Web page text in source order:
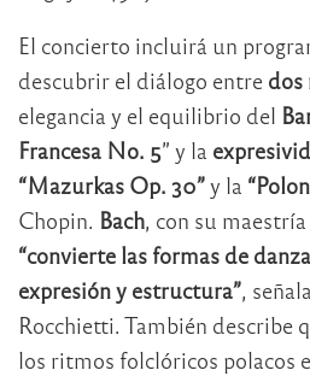
El concierto incluirá un
descubrir el diálogo entre dos
elegancia y el equilibrio del
Francesa No. 5” y la
“Mazurkas Op. 30”y la
Chopin. Bach, con su
“convierte las formas de
expresión y estructura”,
Rocchietti. También describe
los ritmos folclóricos polacos